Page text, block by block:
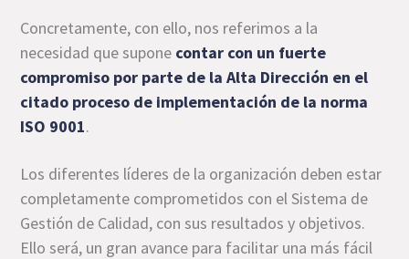
Concretamente, con ello, nos referimos a la
necesidad que supone contar con un fuerte
compromiso por parte de la Alta Dirección en el
citado proceso de implementación de la norma
ISO 9001.
Los diferentes líderes de la organización deben estar
completamente comprometidos con el Sistema de
Gestión de Calidad, con sus resultados y objetivos.
Ello será, un gran avance para facilitar una más fácil